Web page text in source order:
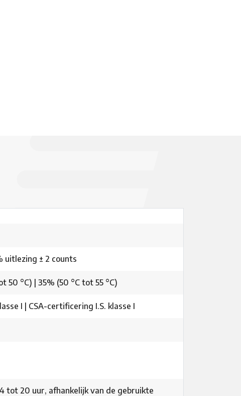
uitlezing ± 2 counts
50 °C) | 35% (50 °C tot 55 °C)
I | CSA-certificering I.S. klasse I
tot 20 uur, afhankelijk van de gebruikte